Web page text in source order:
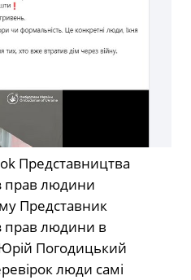
Представництва
прав людини
Представник
прав людини в
Погодицький
люди самі